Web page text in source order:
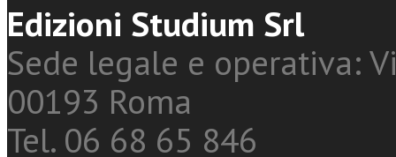
Edizioni Studium Srl
Sede legale e operativa:
00193 Roma
Tel. 06 68 65 846